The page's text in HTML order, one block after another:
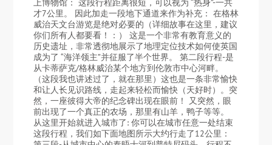
上博物馆： 这段行程距离很短，可以视为 “热身”-一共
才7公里。 因此加走一段地下通道来作为补充： 在格林
威治天文台游览是绝对必要的（详细故事在这里，建议
你们所有人都要看！：） 这是一个非常有教育意义的
历史遗址，非常透彻地展示了地理定位技术如何使英国
成为了 “海洋领主”并征服了半个世界。 第二段行程-是
从卡蒂萨克/格林威治某个地方到伦敦市中心河畔。
（这段我也讲述过了，就在那里）这也是一条非常愉快
和让人长见识路线，走起来轻松而愉快（天好时）。突
然，一座彼得大帝的纪念碑出现在眼前！ 又突然，眼
前出现了一个真正的农场，那里有山羊，鸭子等等。
从这里开始就进入城市了: 你可以在城市任意一处结束
这段行程，我们如下面地图所示大约行走了12公里：